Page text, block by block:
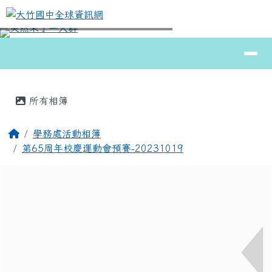
跳至主內容區
大竹國中全球資訊網
⏸
所有相簿
回首頁學務處活動相簿
第65周年校慶運動會預賽-20231019